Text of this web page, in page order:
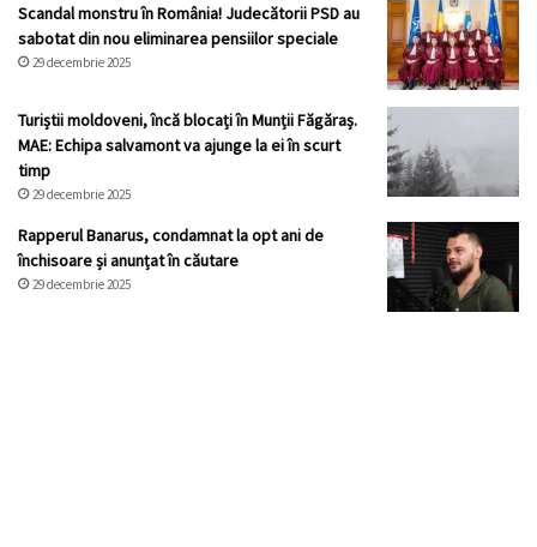
Scandal monstru în România! Judecătorii PSD au
sabotat din nou eliminarea pensiilor speciale
29 decembrie 2025
Turiștii moldoveni, încă blocați în Munții Făgăraș.
MAE: Echipa salvamont va ajunge la ei în scurt
timp
29 decembrie 2025
Rapperul Banarus, condamnat la opt ani de
închisoare și anunțat în căutare
29 decembrie 2025